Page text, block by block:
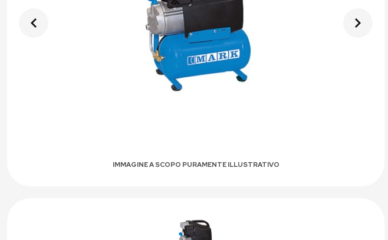
IMMAGINE A SCOPO PURAMENTE ILLUSTRATIVO